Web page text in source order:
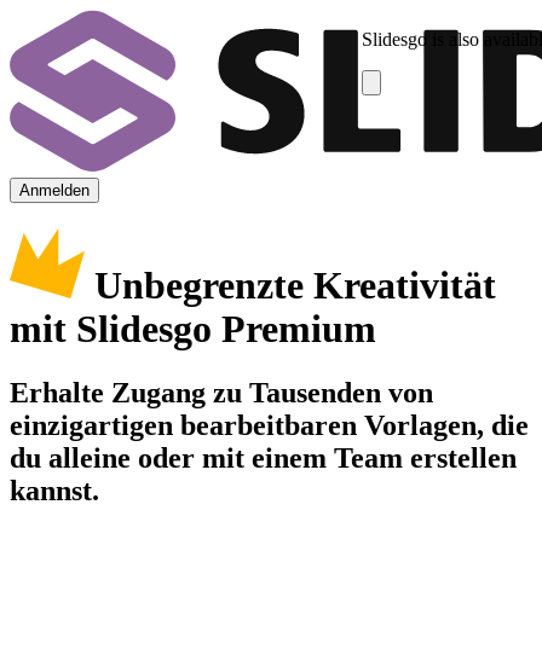
Slidesgo is also
Anmelden
Unbegrenzte Kreativität
mit Slidesgo Premium
Erhalte Zugang zu Tausenden von
einzigartigen bearbeitbaren Vorlagen, die
du alleine oder mit einem Team erstellen
kannst.